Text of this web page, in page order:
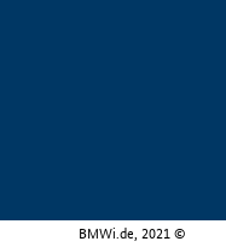
BMWi.de, 2021 ©